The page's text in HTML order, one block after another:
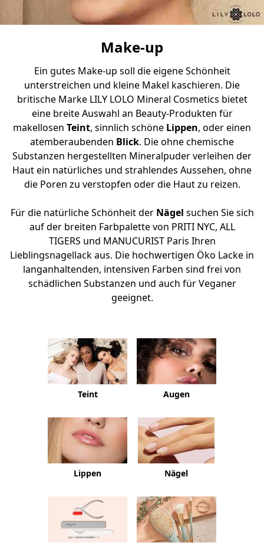
Make-up
Ein gutes Make-up soll die eigene Schönheit
unterstreichen und kleine Makel kaschieren. Die
britische Marke LILY LOLO Mineral Cosmetics bietet
eine breite Auswahl an Beauty-Produkten für
makellosen Teint, sinnlich schöne Lippen, oder einen
atemberaubenden Blick. Die ohne chemische
Substanzen hergestellten Mineralpuder verleihen der
Haut ein natürliches und strahlendes Aussehen, ohne
die Poren zu verstopfen oder die Haut zu reizen.
Für die natürliche Schönheit der Nägel suchen Sie sich
auf der breiten Farbpalette von PRITI NYC, ALL
TIGERS und MANUCURIST Paris Ihren
Lieblingsnagellack aus. Die hochwertigen Öko Lacke in
langanhaltenden, intensiven Farben sind frei von
schädlichen Substanzen und auch für Veganer
geeignet.
Teint Augen
Lippen Nägel